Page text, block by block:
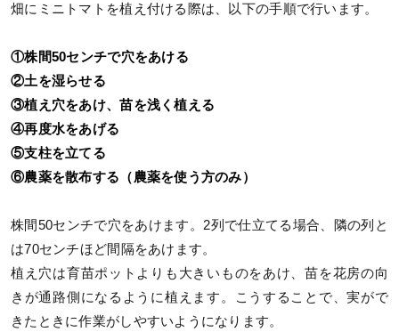
畑にミニトマトを植え付ける際は、以下の手順で行います。
①株間50センチで穴をあける
②土を湿らせる
③植え穴をあけ、苗を浅く植える
④再度水をあげる
⑤支柱を立てる
⑥農薬を散布する（農薬を使う方のみ）
株間50センチで穴をあけます。2列で仕立てる場合、隣の列と
は70センチほど間隔をあけます。
植え穴は育苗ポットよりも大きいものをあけ、苗を花房の向
きが通路側になるように植えます。こうすることで、実がで
きたときに作業がしやすいようになります。